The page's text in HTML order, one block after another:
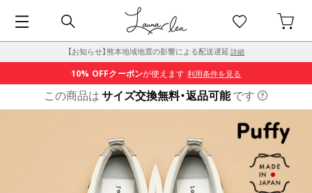
【お知らせ】熊本地域地震の影響による配送遅延 詳細
10% OFFクーポンが使えます 利用条件を見る
この商品はサイズ交換無料・返品可能です